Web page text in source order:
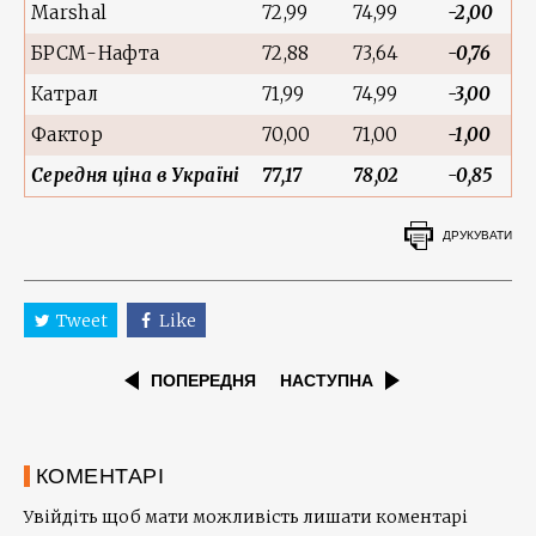
Marshal
72,99 74,99
-2,00
БРСМ-Нафта
72,88 73,64
-0,76
Катрал
71,99 74,99
-3,00
Фактор
70,00 71,00
-1,00
Середня ціна в Україні
77,17 78,02 -0,85
ДРУКУВАТИ
Tweet Like
ПОПЕРЕДНЯ НАСТУПНА
КОМЕНТАРІ
Увійдіть щоб мати можливість лишати коментарі